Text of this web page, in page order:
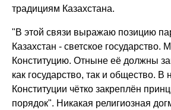
традициям Казахстана.
"В этой связи выражаю позицию
Казахстан - светское
Конституцию. Отныне её должны
как государство, так и общество.
Конституции чётко закреплён
порядок". Никакая религиозная